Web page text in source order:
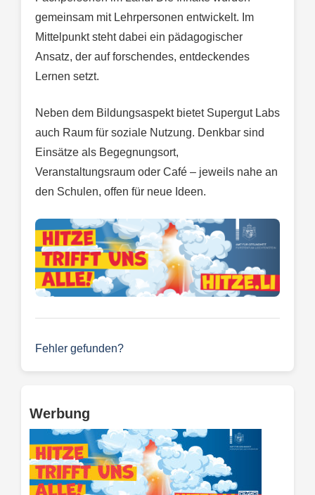
gemeinsam mit Lehrpersonen entwickelt. Im
Mittelpunkt steht dabei ein pädagogischer
Ansatz, der auf forschendes, entdeckendes
Lernen setzt.
Neben dem Bildungsaspekt bietet Supergut Labs
auch Raum für soziale Nutzung. Denkbar sind
Einsätze als Begegnungsort,
Veranstaltungsraum oder Café – jeweils nahe an
den Schulen, offen für neue Ideen.
Fehler gefunden?
Werbung